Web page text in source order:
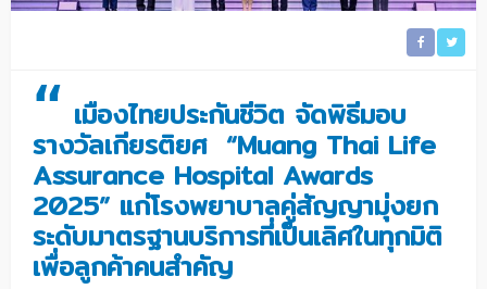
“ เมืองไทยประกันชีวิต จัดพิธีมอบ
รางวัลเกียรติยศ “Muang Thai Life
Assurance Hospital Awards
2025” แก่โรงพยาบาลคู่สัญญามุ่งยก
ระดับมาตรฐานบริการที่เป็นเลิศในทุกมิติ
เพื่อลูกค้าคนสำคัญ